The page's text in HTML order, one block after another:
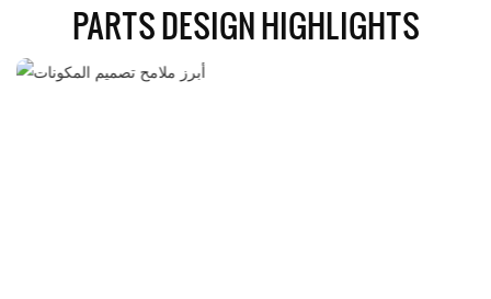
PARTS DESIGN HIGHLIGHTS